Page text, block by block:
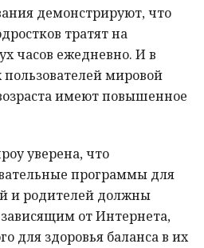
демонстрируют, что
тратят на
часов ежедневно. И в
мировой
имеют повышенное
уверена, что
программы для
и родителей должны
от Интернета,
для здоровья баланса в их